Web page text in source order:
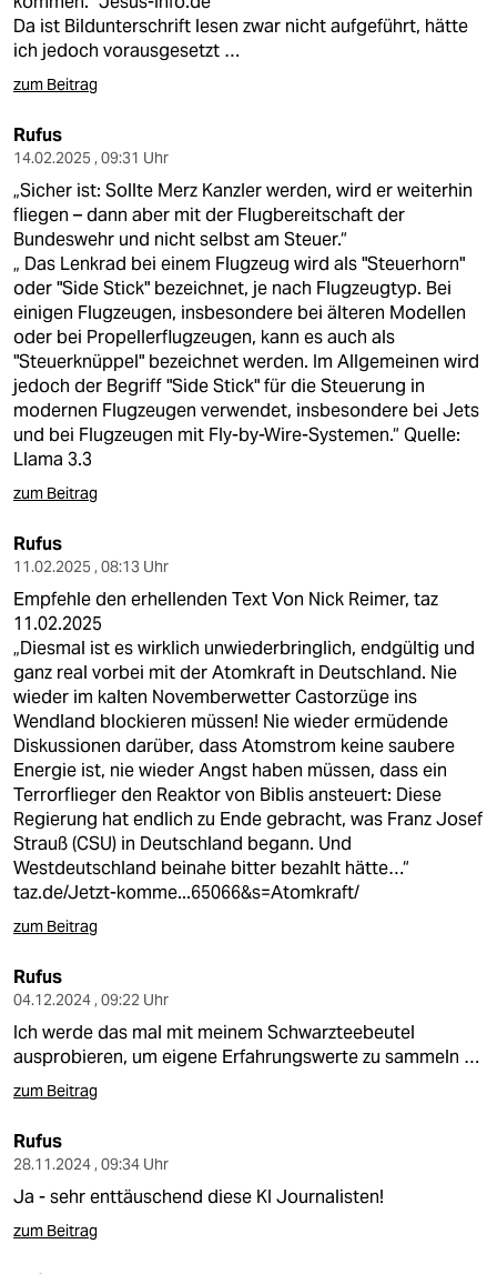
Da ist Bildunterschrift lesen zwar nicht aufgeführt, hätte
ich jedoch vorausgesetzt …
zum Beitrag
Rufus
14.02.2025 , 09:31 Uhr
„Sicher ist: Sollte Merz Kanzler werden, wird er weiterhin
fliegen – dann aber mit der Flugbereitschaft der
Bundeswehr und nicht selbst am Steuer.“
„ Das Lenkrad bei einem Flugzeug wird als "Steuerhorn"
oder "Side Stick" bezeichnet, je nach Flugzeugtyp. Bei
einigen Flugzeugen, insbesondere bei älteren Modellen
oder bei Propellerflugzeugen, kann es auch als
"Steuerknüppel" bezeichnet werden. Im Allgemeinen wird
jedoch der Begriff "Side Stick" für die Steuerung in
modernen Flugzeugen verwendet, insbesondere bei Jets
und bei Flugzeugen mit Fly-by-Wire-Systemen.“ Quelle:
Llama 3.3
zum Beitrag
Rufus
11.02.2025 , 08:13 Uhr
Empfehle den erhellenden Text Von Nick Reimer, taz
11.02.2025
„Diesmal ist es wirklich unwiederbringlich, endgültig und
ganz real vorbei mit der Atomkraft in Deutschland. Nie
wieder im kalten Novemberwetter Castorzüge ins
Wendland blockieren müssen! Nie wieder ermüdende
Diskussionen darüber, dass Atomstrom keine saubere
Energie ist, nie wieder Angst haben müssen, dass ein
Terrorflieger den Reaktor von Biblis ansteuert: Diese
Regierung hat endlich zu Ende gebracht, was Franz Josef
Strauß (CSU) in Deutschland begann. Und
Westdeutschland beinahe bitter bezahlt hätte…“
taz.de/Jetzt-komme...65066&s=Atomkraft/
zum Beitrag
Rufus
04.12.2024 , 09:22 Uhr
Ich werde das mal mit meinem Schwarzteebeutel
ausprobieren, um eigene Erfahrungswerte zu sammeln …
zum Beitrag
Rufus
28.11.2024 , 09:34 Uhr
Ja - sehr enttäuschend diese KI Journalisten!
zum Beitrag